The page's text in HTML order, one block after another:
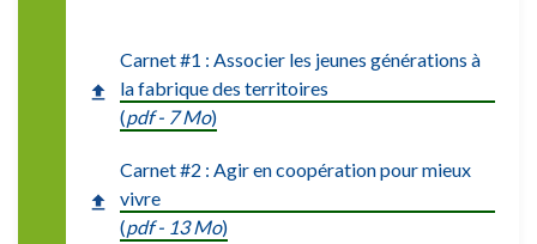
Carnet #1 : Associer les jeunes générations à
la fabrique des territoires
(pdf - 7 Mo)
Carnet #2 : Agir en coopération pour mieux
vivre
(pdf - 13 Mo)